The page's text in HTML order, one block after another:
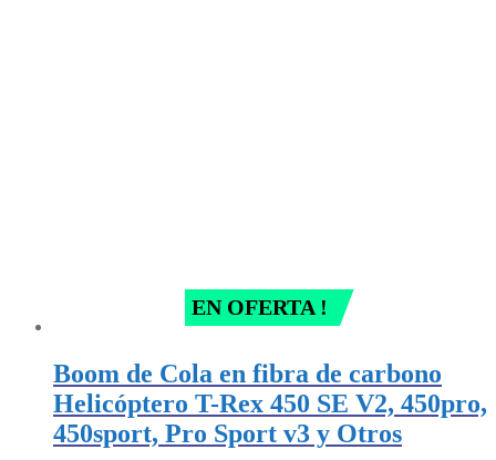
EN OFERTA !
Boom de Cola en fibra de carbono
Helicóptero T-Rex 450 SE V2, 450pro,
450sport, Pro Sport v3 y Otros